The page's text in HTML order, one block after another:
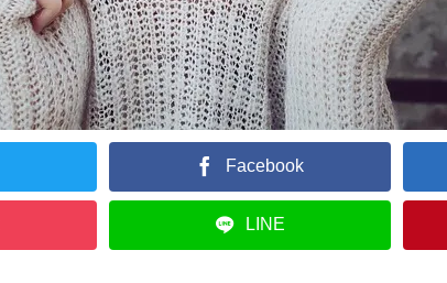
Facebook
LINE